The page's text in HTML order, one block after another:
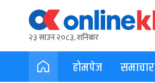
२३ साउन २०८३, शनिबार
होमपेज समाचार